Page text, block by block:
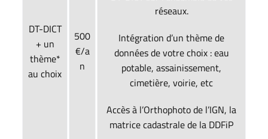
DT-DICT
+ un
thème*
au choix
500
€/a
n
réseaux.
Intégration d’un thème de
données de votre choix : eau
potable, assainissement,
cimetière, voirie, etc
Accès à l’Orthophoto de l’IGN, la
matrice cadastrale de la DDFiP